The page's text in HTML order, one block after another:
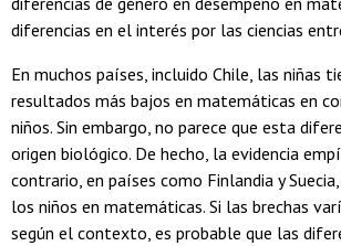
diferencias en el interés por las ciencias
En muchos países, incluido Chile, las niñas
resultados más bajos en matemáticas en
niños. Sin embargo, no parece que esta
origen biológico. De hecho, la evidencia
contrario, en países como Finlandia y
los niños en matemáticas. Si las brechas
según el contexto, es probable que las